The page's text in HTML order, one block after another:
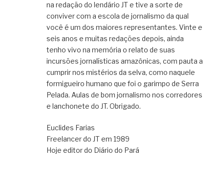
na redação do lendário JT e tive a sorte de
conviver com a escola de jornalismo da qual
você é um dos maiores representantes. Vinte e
seis anos e muitas redações depois, ainda
tenho vivo na memória o relato de suas
incursões jornalísticas amazônicas, com pauta a
cumprir nos mistérios da selva, como naquele
formigueiro humano que foi o garimpo de Serra
Pelada. Aulas de bom jornalismo nos corredores
e lanchonete do JT. Obrigado.
Euclides Farias
Freelancer do JT em 1989
Hoje editor do Diário do Pará